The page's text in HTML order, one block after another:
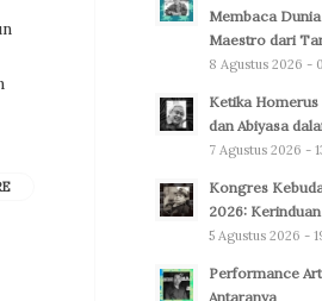
Membaca
Maestro dari
8 Agustus 2026 -
Ketika
dan Abiyasa
7 Agustus 2026 -
Kongres
2026:
5 Agustus 2026 -
Performance
Antaranya